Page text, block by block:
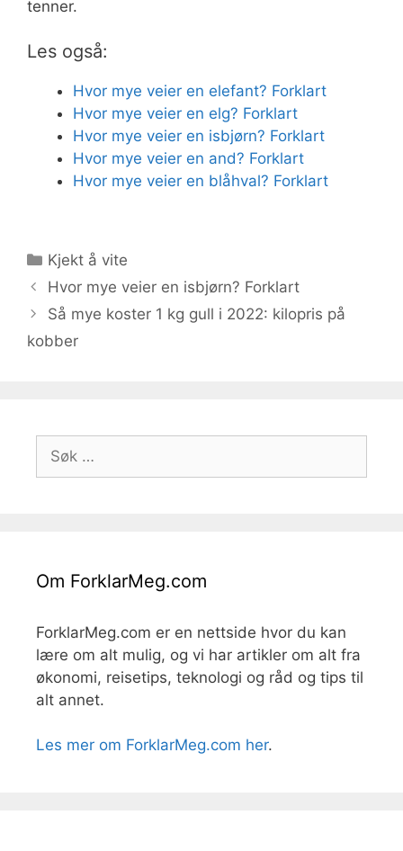
tenner.
Les også:
Hvor mye veier en elefant? Forklart
Hvor mye veier en elg? Forklart
Hvor mye veier en isbjørn? Forklart
Hvor mye veier en and? Forklart
Hvor mye veier en blåhval? Forklart
Kategorier
Kjekt å vite
Hvor mye veier en isbjørn? Forklart
Så mye koster 1 kg gull i 2022: kilopris på
kobber
etter:
Om ForklarMeg.com
ForklarMeg.com er en nettside hvor du kan
lære om alt mulig, og vi har artikler om alt fra
økonomi, reisetips, teknologi og råd og tips til
alt annet.
Les mer om ForklarMeg.com her.